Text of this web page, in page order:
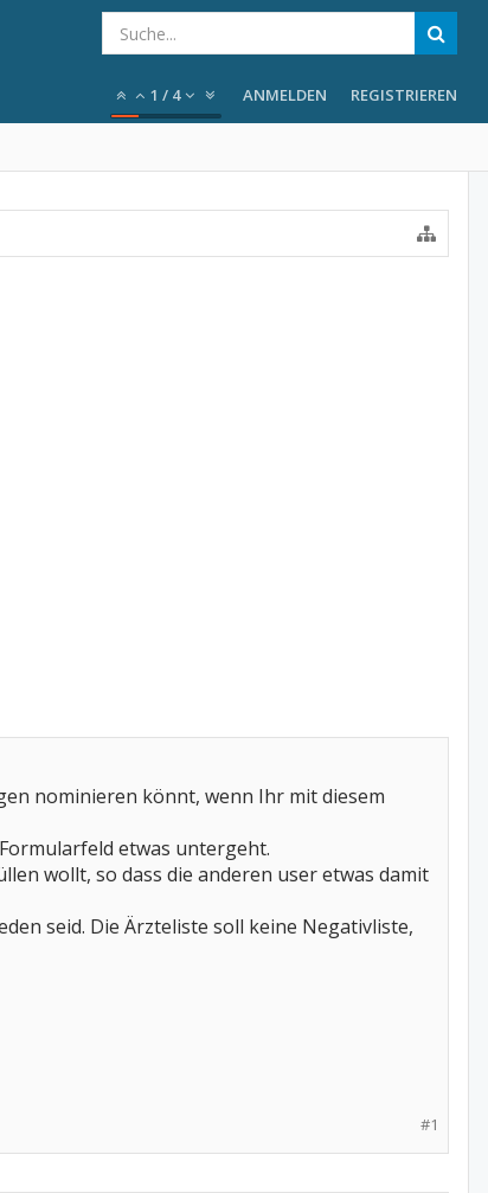
1 / 4 ANMELDEN REGISTRIEREN
nominieren könnt, wenn Ihr mit diesem
etwas untergeht.
wollt, so dass die anderen user etwas damit
seid. Die Ärzteliste soll keine Negativliste,
#1